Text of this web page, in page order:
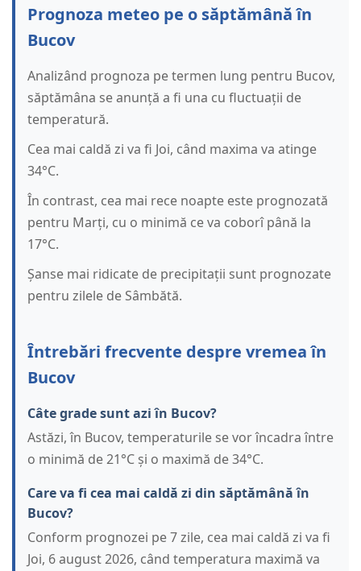
Prognoza meteo pe o săptămână în
Bucov
Analizând prognoza pe termen lung pentru Bucov,
săptămâna se anunță a fi una cu fluctuații de
temperatură.
Cea mai caldă zi va fi Joi, când maxima va atinge
34°C.
În contrast, cea mai rece noapte este prognozată
pentru Marți, cu o minimă ce va coborî până la
17°C.
Șanse mai ridicate de precipitații sunt prognozate
pentru zilele de Sâmbătă.
Întrebări frecvente despre vremea în
Bucov
Câte grade sunt azi în Bucov?
Astăzi, în Bucov, temperaturile se vor încadra între
o minimă de 21°C și o maximă de 34°C.
Care va fi cea mai caldă zi din săptămână în
Bucov?
Conform prognozei pe 7 zile, cea mai caldă zi va fi
Joi, 6 august 2026, când temperatura maximă va